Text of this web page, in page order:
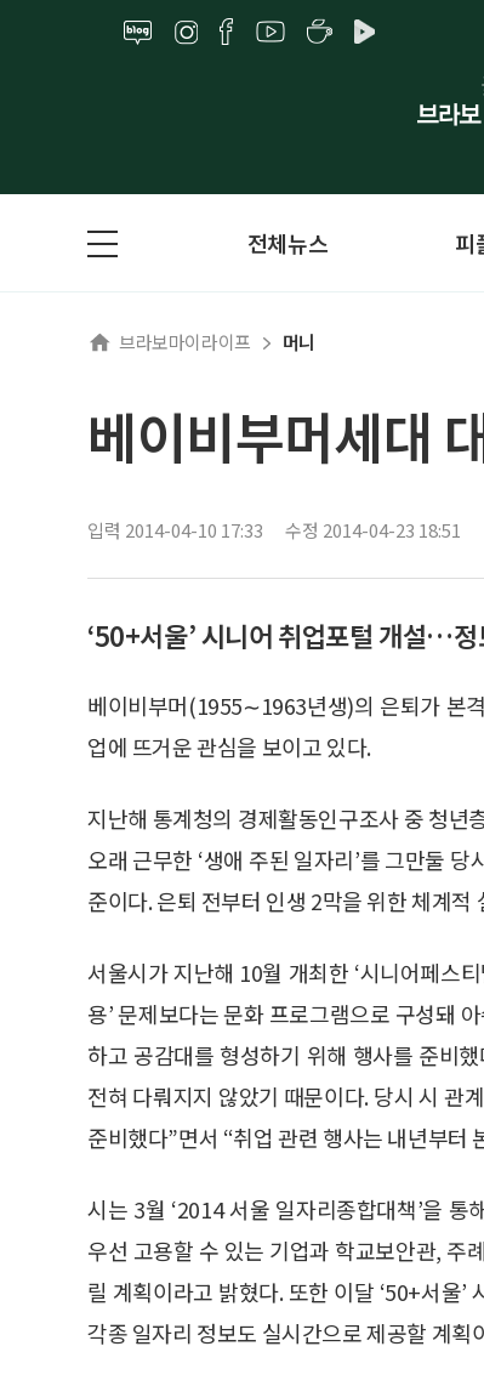
전체뉴스 피
브라보마이라이프 머니
베이비부머세대
입력 2014-04-10 17:33 수정 2014-04-23 18:51
‘50+서울’ 시니어 취업포털 개설…
베이비부머(1955∼1963년생)의 은퇴가 본
업에 뜨거운 관심을 보이고 있다.
지난해 통계청의 경제활동인구조사 중 청
오래 근무한 ‘생애 주된 일자리’를 그만둘
준이다. 은퇴 전부터 인생 2막을 위한 체계
서울시가 지난해 10월 개최한 ‘시니어페스
용’ 문제보다는 문화 프로그램으로 구성돼
하고 공감대를 형성하기 위해 행사를 준비했
전혀 다뤄지지 않았기 때문이다. 당시 시 관
준비했다”면서 “취업 관련 행사는 내년부터
시는 3월 ‘2014 서울 일자리종합대책’을
우선 고용할 수 있는 기업과 학교보안관, 주
릴 계획이라고 밝혔다. 또한 이달 ‘50+서울
각종 일자리 정보도 실시간으로 제공할 계획